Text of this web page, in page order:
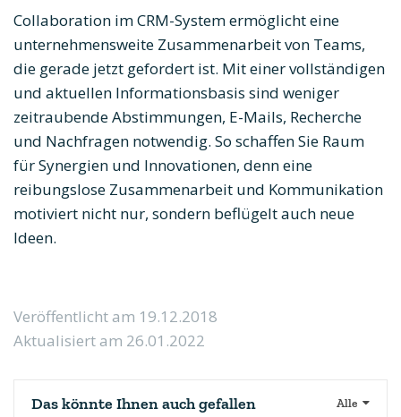
Collaboration im CRM-System ermöglicht eine
unternehmensweite Zusammenarbeit von Teams,
die gerade jetzt gefordert ist. Mit einer vollständigen
und aktuellen Informationsbasis sind weniger
zeitraubende Abstimmungen, E-Mails, Recherche
und Nachfragen notwendig. So schaffen Sie Raum
für Synergien und Innovationen, denn eine
reibungslose Zusammenarbeit und Kommunikation
motiviert nicht nur, sondern beflügelt auch neue
Ideen.
Veröffentlicht am 19.12.2018
Aktualisiert am 26.01.2022
Alle
Das könnte Ihnen auch gefallen